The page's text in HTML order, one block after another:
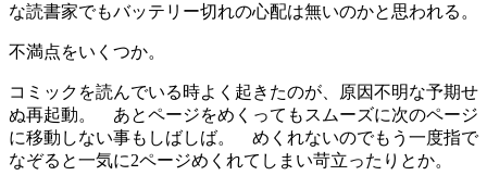
な読書家でもバッテリー切れの心配は無いのかと思われる。
不満点をいくつか。
コミックを読んでいる時よく起きたのが、原因不明な予期せ
ぬ再起動。 あとページをめくってもスムーズに次のページ
に移動しない事もしばしば。 めくれないのでもう一度指で
なぞると一気に2ページめくれてしまい苛立ったりとか。